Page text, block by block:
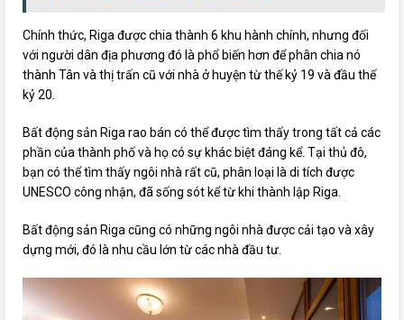
Chính thức, Riga được chia thành 6 khu hành chính, nhưng đối
với người dân địa phương đó là phổ biến hơn để phân chia nó
thành Tân và thị trấn cũ với nhà ở huyện từ thế kỷ 19 và đầu thế
kỷ 20.
Bất động sản Riga rao bán có thể được tìm thấy trong tất cả các
phần của thành phố và họ có sự khác biệt đáng kể. Tại thủ đô,
bạn có thể tìm thấy ngôi nhà rất cũ, phân loại là di tích được
UNESCO công nhận, đã sống sót kể từ khi thành lập Riga.
Bất động sản Riga cũng có những ngôi nhà được cải tạo và xây
dựng mới, đó là nhu cầu lớn từ các nhà đầu tư.